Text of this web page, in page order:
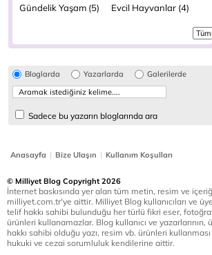
Gündelik Yaşam (5)
Evcil Hayvanlar (4)
Bloglarda Yazarlarda Galerilerde
Sadece bu yazarın bloglarında ara
Anasayfa | Bize Ulaşın | Kullanım Koşulları
© Milliyet Blog Copyright 2026
İnternet baskısında yer alan tüm metin, resim ve
milliyet.com.tr'ye aittir. Milliyet Blog kullanıcıları ve
telif hakkı sahibi bulunduğu her türlü fikri eser,
ürünleri kullanamazlar. Blog kullanıcı ve
hakkı sahibi olduğu yazı, resim vb. ürünleri
hukuki ve cezai sorumluluk kendilerine aittir.